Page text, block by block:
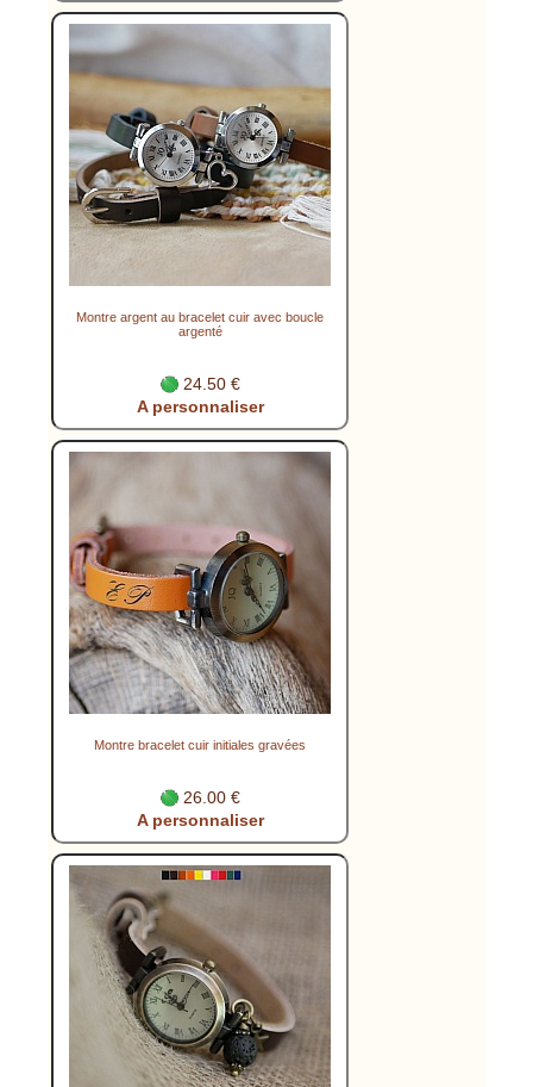
Montre argent au bracelet cuir avec boucle
argenté
24.50 €
A personnaliser
Montre bracelet cuir initiales gravées
26.00 €
A personnaliser